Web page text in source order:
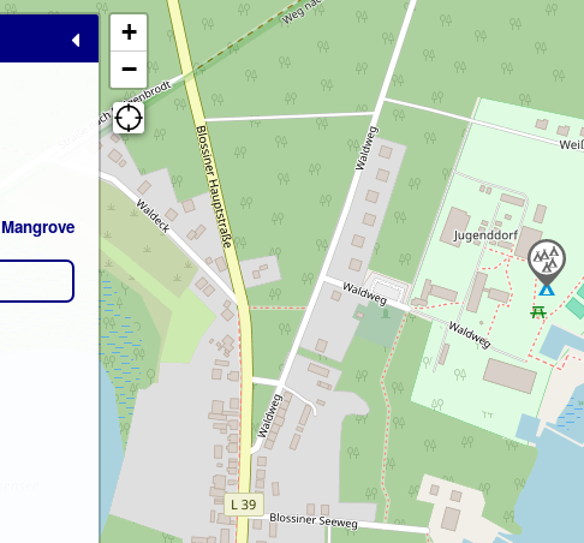
Mangrove
+
−